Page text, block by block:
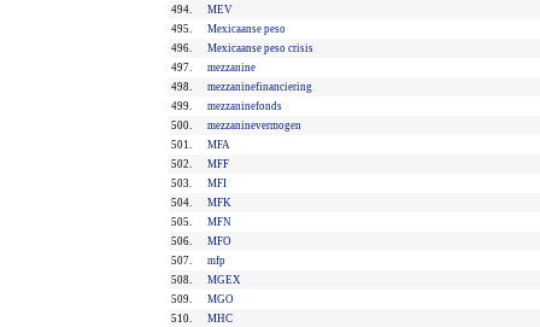
494.
MEV
495.
Mexicaanse peso
496.
Mexicaanse peso crisis
497.
mezzanine
498.
mezzaninefinanciering
499.
mezzaninefonds
500.
mezzaninevermogen
501.
MFA
502.
MFF
503.
MFI
504.
MFK
505.
MFN
506.
MFO
507.
mfp
508.
MGEX
509.
MGO
510.
MHC